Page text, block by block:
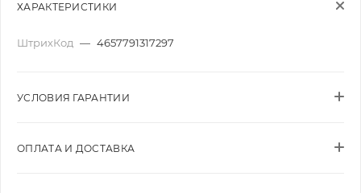
ХАРАКТЕРИСТИКИ
ШтрихКод — 4657791317297
УСЛОВИЯ ГАРАНТИИ
ОПЛАТА И ДОСТАВКА